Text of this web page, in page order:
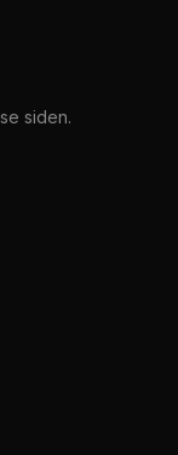
siden.